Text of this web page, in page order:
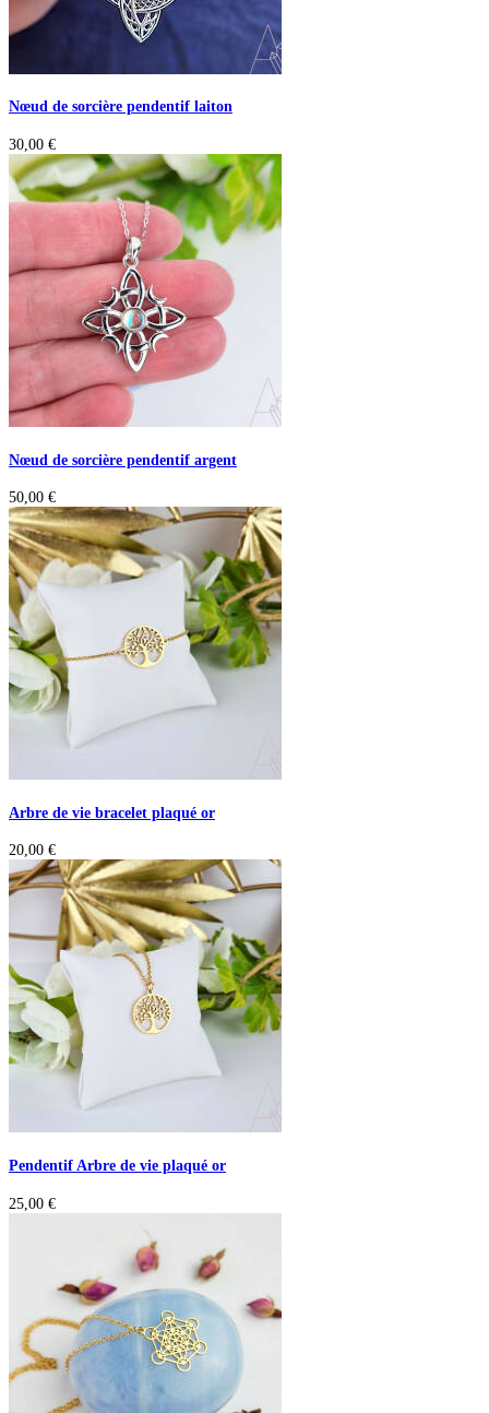
Nœud de sorcière pendentif laiton
30,00 €
Nœud de sorcière pendentif argent
50,00 €
Arbre de vie bracelet plaqué or
20,00 €
Pendentif Arbre de vie plaqué or
25,00 €